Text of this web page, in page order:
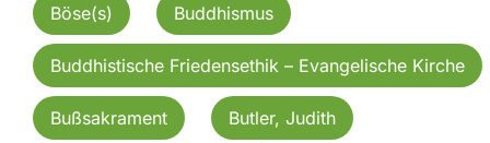
Böse(s) Buddhismus
Buddhistische Friedensethik – Evangelische Kirche
Bußsakrament Butler, Judith